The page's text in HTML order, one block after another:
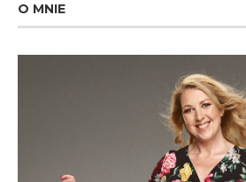
O MNIE